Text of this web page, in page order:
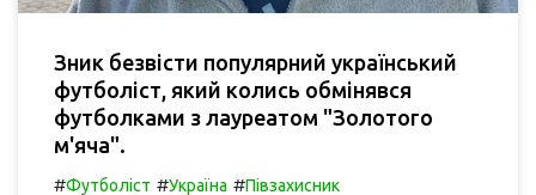
Зник безвісти популярний український
футболіст, який колись обмінявся
футболками з лауреатом "Золотого
м'яча".
#Футболіст #Україна #Півзахисник